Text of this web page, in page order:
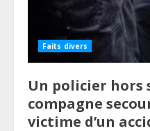
Faits divers
Un policier hors
compagne
victime d’un